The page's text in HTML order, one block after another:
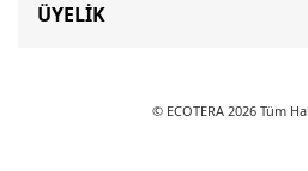
ÜYELİK
© ECOTERA 2026 Tüm